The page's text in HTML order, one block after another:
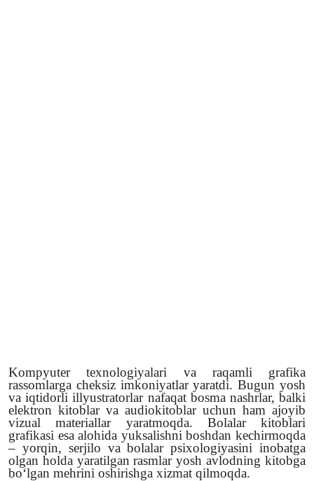
Kompyuter texnologiyalari va raqamli grafika
rassomlarga cheksiz imkoniyatlar yaratdi. Bugun yosh
va iqtidorli illyustratorlar nafaqat bosma nashrlar, balki
elektron kitoblar va audiokitoblar uchun ham ajoyib
vizual materiallar yaratmoqda. Bolalar kitoblari
grafikasi esa alohida yuksalishni boshdan kechirmoqda
– yorqin, serjilo va bolalar psixologiyasini inobatga
olgan holda yaratilgan rasmlar yosh avlodning kitobga
bo‘lgan mehrini oshirishga xizmat qilmoqda.